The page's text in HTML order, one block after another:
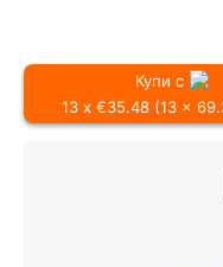
Купи с
13 x €35.48 (13 x